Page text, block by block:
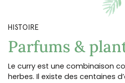
HISTOIRE
Parfums &
Le curry est une combinaison
herbes. Il existe des centaines